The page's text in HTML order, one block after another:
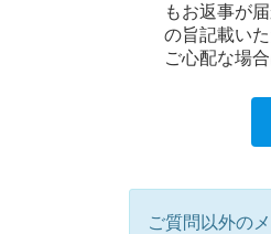
もお返事が
の旨記載い
ご心配な場
ご質問以外の